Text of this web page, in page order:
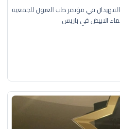
في مؤتمر طب العيون للجمعيه
الابيض في باريس